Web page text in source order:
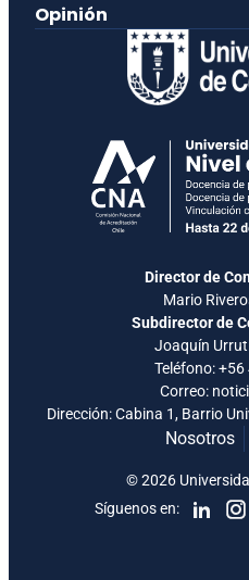
Opinión
Director de
Mario
Subdirector de
Joaquín
Teléfono:+56
Correo:
Dirección: Cabina 1, Barrio
Nosotros
Síguenos en:
© 2026